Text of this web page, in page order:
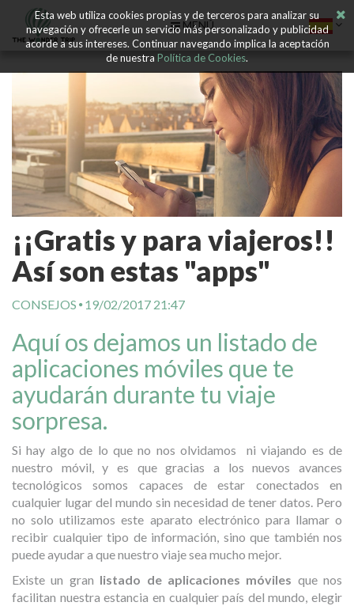
MENÚ
¡¡Gratis y para viajeros!!
Así son estas "apps"
CONSEJOS 19/02/2017 21:47
Aquí os dejamos un listado de
aplicaciones móviles que te
ayudarán durante tu viaje
sorpresa.
Si hay algo de lo que no nos olvidamos ni viajando es de
nuestro móvil, y es que gracias a los nuevos avances
tecnológicos somos capaces de estar conectados en
cualquier lugar del mundo sin necesidad de tener datos. Pero
no solo utilizamos este aparato electrónico para llamar o
recibir cualquier tipo de información, sino que también nos
puede ayudar a que nuestro viaje sea mucho mejor.
Existe un gran listado de aplicaciones móviles que nos
facilitan nuestra estancia en cualquier país del mundo, elegir
Esta web utiliza cookies propias y de terceros para analizar su
navegación y ofrecerle un servicio más personalizado y publicidad
acorde a sus intereses. Continuar navegando implica la aceptación
de nuestra Política de Cookies.